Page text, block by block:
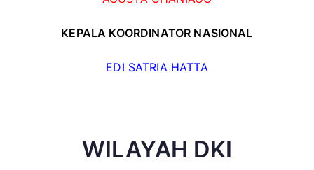
KEPALA KOORDINATOR NASIONAL
EDI SATRIA HATTA
WILAYAH DKI